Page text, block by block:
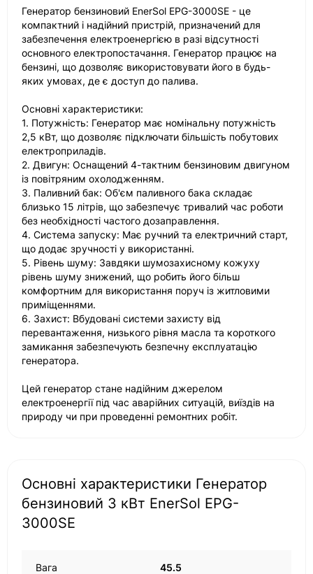
Генератор бензиновий EnerSol EPG-3000SE - це
компактний і надійний пристрій, призначений для
забезпечення електроенергією в разі відсутності
основного електропостачання. Генератор працює на
бензині, що дозволяє використовувати його в будь-
яких умовах, де є доступ до палива.
Основні характеристики:
1. Потужність: Генератор має номінальну потужність
2,5 кВт, що дозволяє підключати більшість побутових
електроприладів.
2. Двигун: Оснащений 4-тактним бензиновим двигуном
із повітряним охолодженням.
3. Паливний бак: Об'єм паливного бака складає
близько 15 літрів, що забезпечує тривалий час роботи
без необхідності частого дозаправлення.
4. Система запуску: Має ручний та електричний старт,
що додає зручності у використанні.
5. Рівень шуму: Завдяки шумозахисному кожуху
рівень шуму знижений, що робить його більш
комфортним для використання поруч із житловими
приміщеннями.
6. Захист: Вбудовані системи захисту від
перевантаження, низького рівня масла та короткого
замикання забезпечують безпечну експлуатацію
генератора.
Цей генератор стане надійним джерелом
електроенергії під час аварійних ситуацій, виїздів на
природу чи при проведенні ремонтних робіт.
Основні характеристики Генератор
бензиновий 3 кВт EnerSol EPG-
3000SE
Вага 45.5